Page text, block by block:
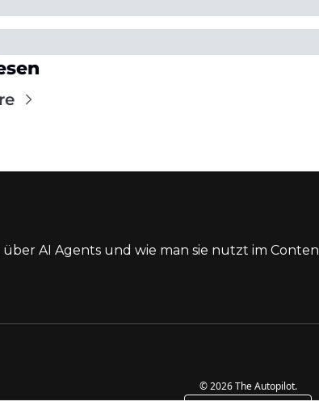
AI Agents und wie man sie nutzt im
© 2026 The Autopilot.